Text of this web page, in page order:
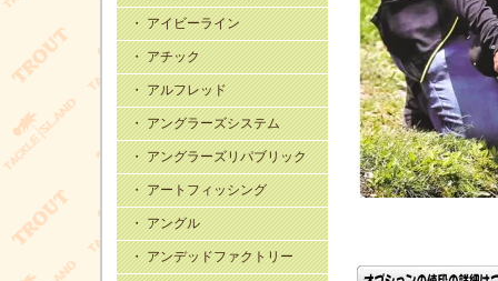
・ アイビーライン
・ アチック
・ アルフレッド
・ アングラーズシステム
・ アングラーズリパブリック
・ アートフィッシング
・ アングル
・ アンデッドファクトリー